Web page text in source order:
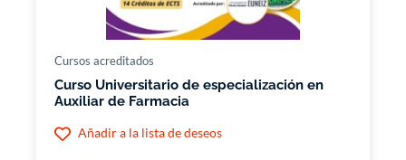
Cursos acreditados
Curso Universitario de especialización en
Auxiliar de Farmacia
Añadir a la lista de deseos